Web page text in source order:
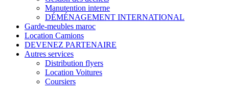
Manutention interne
DÉMÉNAGEMENT INTERNATIONAL
Garde-meubles maroc
Location Camions
DEVENEZ PARTENAIRE
Autres services
Distribution flyers
Location Voitures
Coursiers